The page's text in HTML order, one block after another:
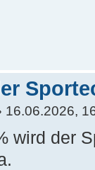
16.06.2026,
wird der